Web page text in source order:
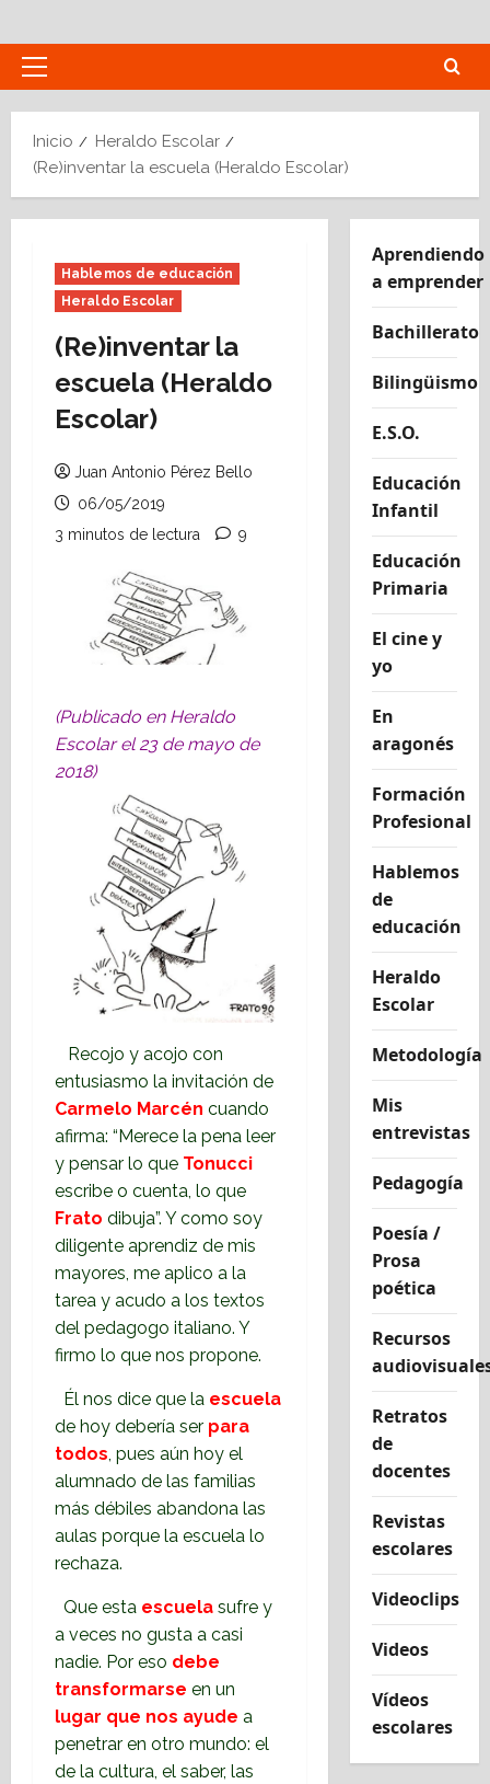
al
contenido
Menú
Inicio
Heraldo Escolar
(Re)inventar la escuela (Heraldo Escolar)
Hablemos de educación
Heraldo Escolar
(Re)inventar la
escuela (Heraldo
Escolar)
Juan Antonio Pérez Bello
06/05/2019
3 minutos de lectura
9
(Publicado en Heraldo
Escolar el 23 de mayo de
2018)
Recojo y acojo con
entusiasmo la invitación de
Carmelo Marcén cuando
afirma: “Merece la pena leer
y pensar lo que Tonucci
escribe o cuenta, lo que
Frato dibuja”. Y como soy
diligente aprendiz de mis
mayores, me aplico a la
tarea y acudo a los textos
del pedagogo italiano. Y
firmo lo que nos propone.
Él nos dice que la escuela
de hoy debería ser para
todos, pues aún hoy el
alumnado de las familias
más débiles abandona las
aulas porque la escuela lo
rechaza.
Que esta escuela sufre y
a veces no gusta a casi
nadie. Por eso debe
transformarse en un
lugar que nos ayude a
penetrar en otro mundo: el
de la cultura, el saber, las
Aprendiendo
a emprender
Bachillerato
Bilingüismo
E.S.O.
Educación
Infantil
Educación
Primaria
El cine y
yo
En
aragonés
Formación
Profesional
Hablemos
de
educación
Heraldo
Escolar
Metodología
Mis
entrevistas
Pedagogía
Poesía /
Prosa
poética
Recursos
Retratos
de
docentes
Revistas
escolares
Videoclips
Videos
Vídeos
escolares